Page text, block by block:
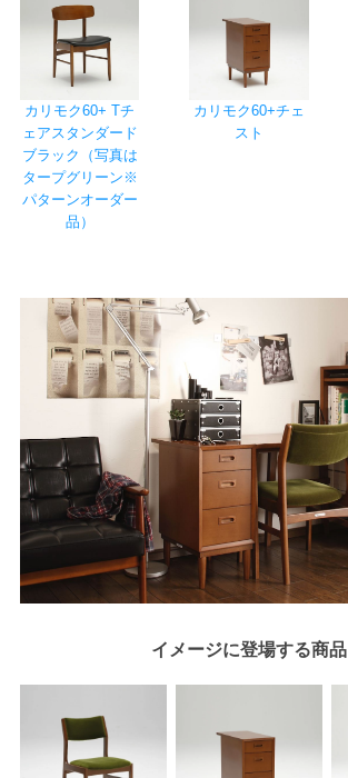
カリモク60+ Tチ
ェアスタンダード
ブラック（写真は
タープグリーン※
パターンオーダー
品）
カリモク60+チェ
スト
イメージに登場する商品